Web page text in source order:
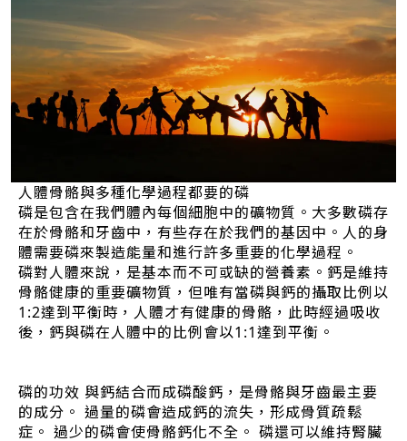
人體骨骼與多種化學過程都要的磷
磷是包含在我們體內每個細胞中的礦物質。大多數磷存
在於骨骼和牙齒中，有些存在於我們的基因中。人的身
體需要磷來製造能量和進行許多重要的化學過程。
磷對人體來說，是基本而不可或缺的營養素。鈣是維持
骨骼健康的重要礦物質，但唯有當磷與鈣的攝取比例以
1:2達到平衡時，人體才有健康的骨骼，此時經過吸收
後，鈣與磷在人體中的比例會以1:1達到平衡。
磷的功效 與鈣結合而成磷酸鈣，是骨骼與牙齒最主要
的成分。 過量的磷會造成鈣的流失，形成骨質疏鬆
症。 過少的磷會使骨骼鈣化不全。 磷還可以維持腎臟